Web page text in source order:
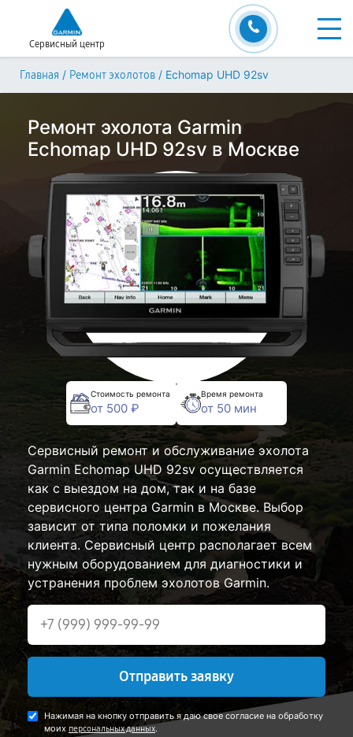
Сервисный центр
Главная / Ремонт эхолотов / Echomap UHD 92sv
Ремонт эхолота Garmin
Echomap UHD 92sv в Москве
Стоимость ремонта
от 500 ₽
Время ремонта
от 50 мин
Сервисный ремонт и обслуживание эхолота
Garmin Echomap UHD 92sv осуществляется
как с выездом на дом, так и на базе
сервисного центра Garmin в Москве. Выбор
зависит от типа поломки и пожелания
клиента. Сервисный центр располагает всем
нужным оборудованием для диагностики и
устранения проблем эхолотов Garmin.
Отправить заявку
Нажимая на кнопку отправить я даю свое согласие на обработку
моих персональных данных.